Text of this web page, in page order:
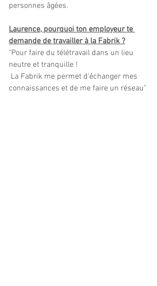
personnes âgées.
Laurence, pourquoi ton employeur te
demande de travailler à la Fabrik ?
"Pour faire du télétravail dans un lieu
neutre et tranquille !
connaissances et de me faire un réseau"